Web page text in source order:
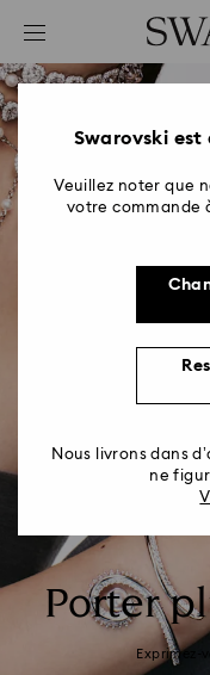
Accesskeys list
0 - Header
2 - Footer
Porter
Exprimez-
Swarovski
Veuillez noter que
votre commande
Nous livrons dans
ne